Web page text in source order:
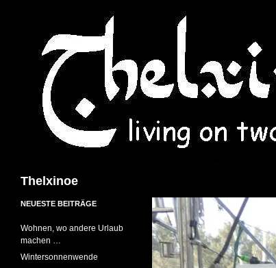
Thelxinoe
NEUESTE BEITRÄGE
Wohnen, wo andere Urlaub
machen …
Wintersonnenwende